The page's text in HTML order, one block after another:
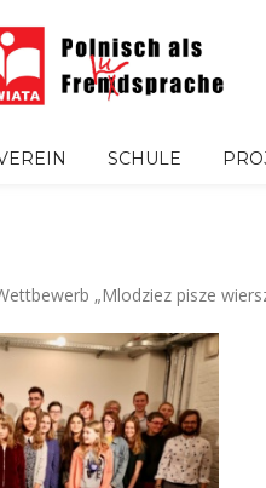
SCHULE
„Mlodziez pisze